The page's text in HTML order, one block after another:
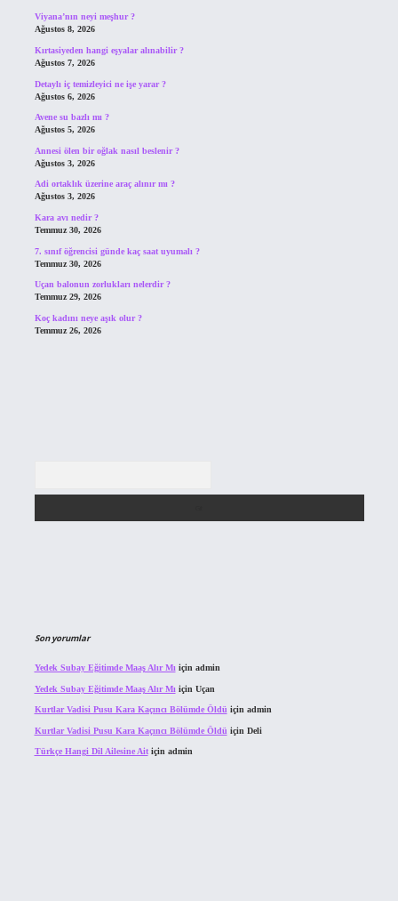
Viyana’nın neyi meşhur ?
Ağustos 8, 2026
Kırtasiyeden hangi eşyalar alınabilir ?
Ağustos 7, 2026
Detaylı iç temizleyici ne işe yarar ?
Ağustos 6, 2026
Avene su bazlı mı ?
Ağustos 5, 2026
Annesi ölen bir oğlak nasıl beslenir ?
Ağustos 3, 2026
Adi ortaklık üzerine araç alınır mı ?
Ağustos 3, 2026
Kara avı nedir ?
Temmuz 30, 2026
7. sınıf öğrencisi günde kaç saat uyumalı ?
Temmuz 30, 2026
Uçan balonun zorlukları nelerdir ?
Temmuz 29, 2026
Koç kadını neye aşık olur ?
Temmuz 26, 2026
Son yorumlar
Yedek Subay Eğitimde Maaş Alır Mı için admin
Yedek Subay Eğitimde Maaş Alır Mı için Uçan
Kurtlar Vadisi Pusu Kara Kaçıncı Bölümde Öldü için admin
Kurtlar Vadisi Pusu Kara Kaçıncı Bölümde Öldü için Deli
Türkçe Hangi Dil Ailesine Aitiçin admin